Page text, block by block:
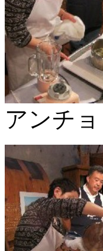
アンチ